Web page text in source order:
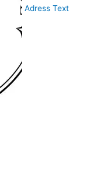
Adress Text